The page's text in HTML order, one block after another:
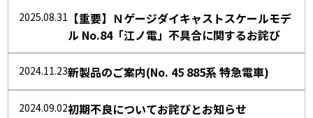
2025.08.31 【重要】Ｎゲージダイキャストスケールモデ
ル No.84「江ノ電」不具合に関するお詫び
2024.11.23新製品のご案内(No. 45 885系 特急電車)
2024.09.02初期不良についてお詫びとお知らせ